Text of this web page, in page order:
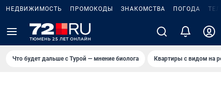
НЕДВИЖИМОСТЬ ПРОМОКОДЫ ЗНАКОМСТВА ПОГОДА
Что будет дальше с Турой — мнение биолога Квартиры с видом на